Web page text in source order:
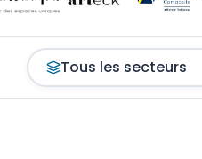
Tous les secteurs